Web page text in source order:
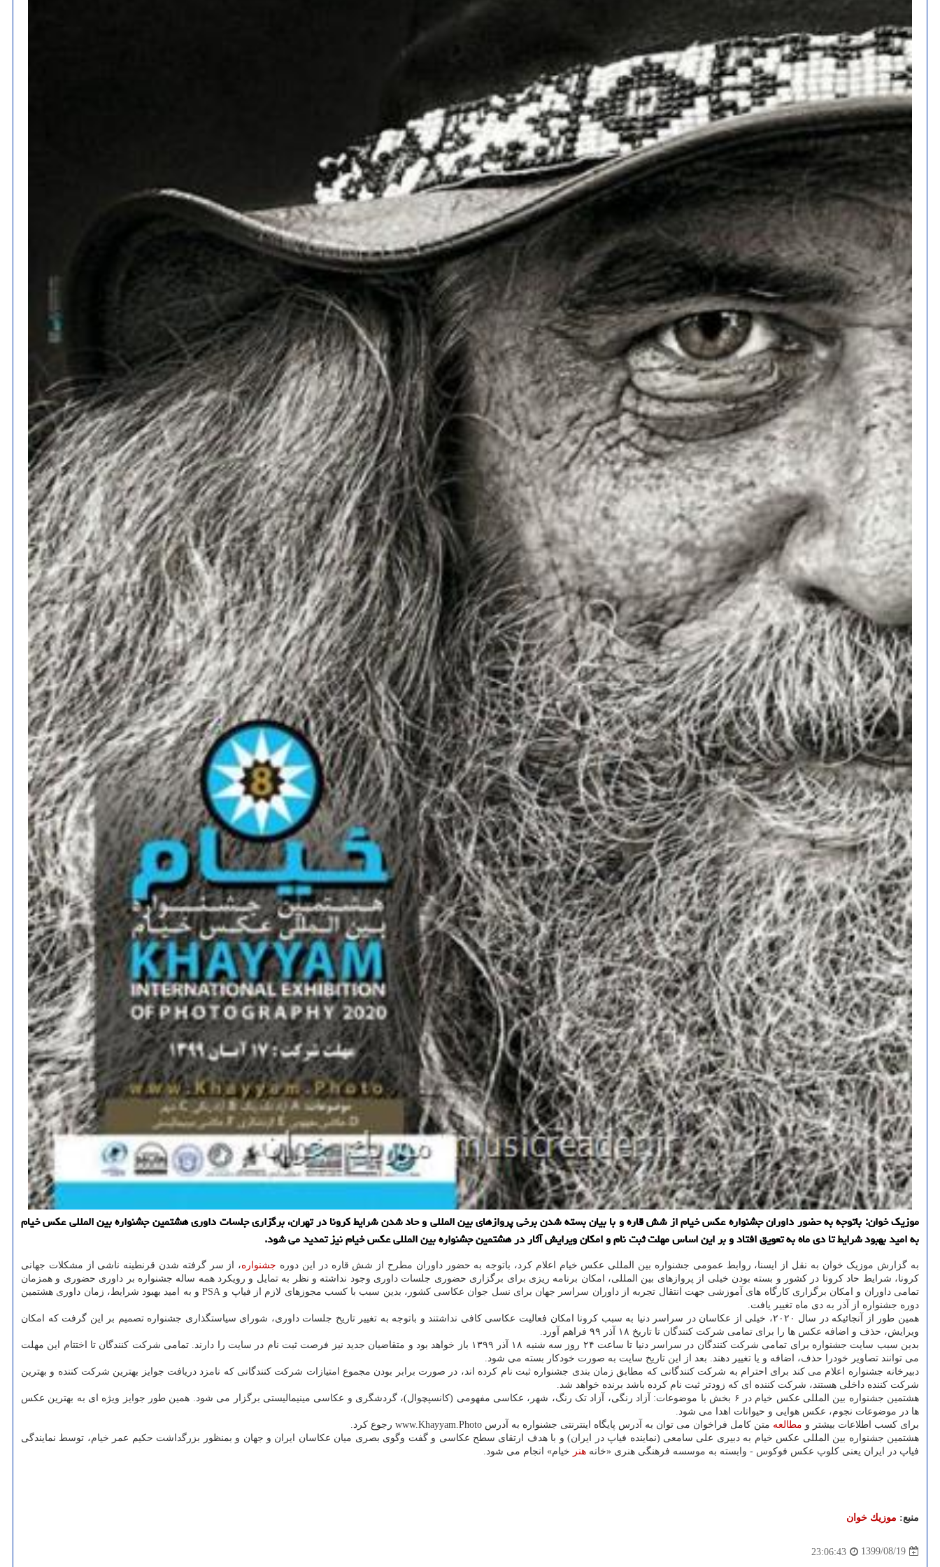
موزیك خوان: باتوجه به حضور داوران جشنواره عكس خیام از شش قاره و با بیان بسته شدن برخی پروازهای بین المللی و حاد شدن شرایط كرونا در تهران، برگزاری جلسات داوری هشتمین جشنواره بین المللی عكس خیام
به امید بهبود شرایط تا دی ماه به تعویق افتاد و بر این اساس مهلت ثبت نام و امكان ویرایش آثار در هشتمین جشنواره بین المللی عكس خیام نیز تمدید می شود.
به گزارش موزیک خوان به نقل از ایسنا، روابط عمومی جشنواره بین المللی عکس خیام اعلام کرد، باتوجه به حضور داوران مطرح از شش قاره در این دوره جشنواره، از سر گرفته شدن قرنطینه ناشی از مشکلات جهانی
کرونا، شرایط حاد کرونا در کشور و بسته بودن خیلی از پروازهای بین المللی، امکان برنامه ریزی برای برگزاری حضوری جلسات داوری وجود نداشته و نظر به تمایل و رویکرد همه ساله جشنواره بر داوری حضوری و همزمان
تمامی داوران و امکان برگزاری کارگاه های آموزشی جهت انتقال تجربه از داوران سراسر جهان برای نسل جوان عکاسی کشور، بدین سبب با کسب مجوزهای لازم از فیاپ و PSA و به امید بهبود شرایط، زمان داوری هشتمین
دوره جشنواره از آذر به دی ماه تغییر یافت.
همین طور از آنجائیکه در سال ۲۰۲۰، خیلی از عکاسان در سراسر دنیا به سبب کرونا امکان فعالیت عکاسی کافی نداشتند و باتوجه به تغییر تاریخ جلسات داوری، شورای سیاستگذاری جشنواره تصمیم بر این گرفت که امکان
ویرایش، حذف و اضافه عکس ها را برای تمامی شرکت کنندگان تا تاریخ ۱۸ آذر ۹۹ فراهم آورد.
بدین سبب سایت جشنواره برای تمامی شرکت کنندگان در سراسر دنیا تا ساعت ۲۴ روز سه شنبه ۱۸ آذر ۱۳۹۹ باز خواهد بود و متقاضیان جدید نیز فرصت ثبت نام در سایت را دارند. تمامی شرکت کنندگان تا اختتام این مهلت
می توانند تصاویر خودرا حذف، اضافه و یا تغییر دهند. بعد از این تاریخ سایت به صورت خودکار بسته می شود.
دبیرخانه جشنواره اعلام می کند برای احترام به شرکت کنندگانی که مطابق زمان بندی جشنواره ثبت نام کرده اند، در صورت برابر بودن مجموع امتیازات شرکت کنندگانی که نامزد دریافت جوایز بهترین شرکت کننده و بهترین
شرکت کننده داخلی هستند، شرکت کننده ای که زودتر ثبت نام کرده باشد برنده خواهد شد.
هشتمین جشنواره بین المللی عکس خیام در ۶ بخش با موضوعات: آزاد رنگی، آزاد تک رنگ، شهر، عکاسی مفهومی (کانسپچوال)، گردشگری و عکاسی مینیمالیستی برگزار می شود. همین طور جوایز ویژه ای به بهترین عکس
ها در موضوعات نجوم، عکس هوایی و حیوانات اهدا می شود.
برای کسب اطلاعات بیشتر و مطالعه متن کامل فراخوان می توان به آدرس پایگاه اینترنتی جشنواره به آدرس www.Khayyam.Photo رجوع کرد.
هشتمین جشنواره بین المللی عکس خیام به دبیری علی سامعی (نماینده فیاپ در ایران) و با هدف ارتقای سطح عکاسی و گفت وگوی بصری میان عکاسان ایران و جهان و بمنظور بزرگداشت حکیم عمر خیام، توسط نمایندگی
فیاپ در ایران یعنی کلوپ عکس فوکوس - وابسته به موسسه فرهنگی هنری «خانه هنر خیام» انجام می شود.
منبع: موزیك خوان
1399/08/19
23:06:43